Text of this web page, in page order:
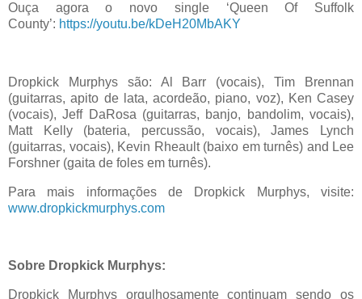
Ouça agora o novo single ‘Queen Of Suffolk
County’: https://youtu.be/kDeH20MbAKY
Dropkick Murphys são: Al Barr (vocais), Tim Brennan
(guitarras, apito de lata, acordeão, piano, voz), Ken Casey
(vocais), Jeff DaRosa (guitarras, banjo, bandolim, vocais),
Matt Kelly (bateria, percussão, vocais), James Lynch
(guitarras, vocais), Kevin Rheault (baixo em turnês) and Lee
Forshner (gaita de foles em turnês).
Para mais informações de Dropkick Murphys, visite:
www.dropkickmurphys.com
Sobre Dropkick Murphys:
Dropkick Murphys orgulhosamente continuam sendo os